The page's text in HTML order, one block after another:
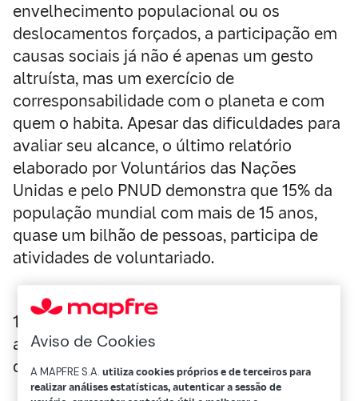
envelhecimento populacional ou os
deslocamentos forçados, a participação em
causas sociais já não é apenas um gesto
altruísta, mas um exercício de
corresponsabilidade com o planeta e com
quem o habita. Apesar das dificuldades para
avaliar seu alcance, o último relatório
elaborado por Voluntários das Nações
Unidas e pelo PNUD demonstra que 15% da
população mundial com mais de 15 anos,
quase um bilhão de pessoas, participa de
atividades de voluntariado.
15% da população mundial com mais de 15
anos, quase um bilhão de pessoas, participa
de atividades de voluntariado
Aviso de Cookies
A MAPFRE S.A.utiliza cookies próprios e de terceiros para
realizar análises estatísticas, autenticar a sessão de